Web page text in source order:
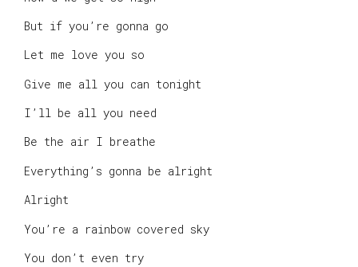
But if you’re gonna go
Let me love you so
Give me all you can tonight
I’ll be all you need
Be the air I breathe
Everything’s gonna be alright
Alright
You’re a rainbow covered sky
You don’t even try